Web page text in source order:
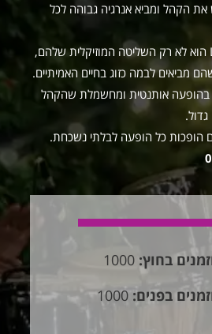
את הקהל ומביא אנרגיה גבוהה לכל
מה שמייחד את LA.ZUG הוא לא רק השליטה המוזיקלית שלהם,
מביאים לבמה כזוג בחיים האמיתיים.
בהופעה אותנטית ומחשמלת שהקהל
הופכות כל הופעה לבלתי נשכחת.
בחוץ:
בפנים: